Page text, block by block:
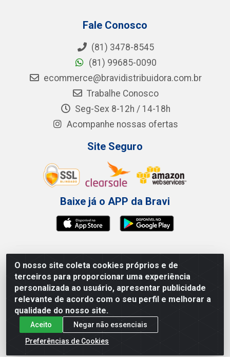
O nosso site coleta cookies próprios e de
terceiros para proporcionar uma experiência
personalizada ao usuário, apresentar publicidade
relevante de acordo com o seu perfil e melhorar a
qualidade do nosso site.
Aceito
Negar não essenciais
Preferências de Cookies
Fale Conosco
(81) 3478-8545
(81) 99685-0090
ecommerce@bravidistribuidora.com.br
Trabalhe Conosco
Seg-Sex 8-12h / 14-18h
Acompanhe nossas ofertas
Site Seguro
Baixe já o APP da Bravi
Bravi Consumíveis de Higiene e Descartáveis EIRELI -
CNPJ 19.457.137/0001-06
Av. Sul Gov. Cid Sampaio, 3125 - Galpão 000A -
Imbiribeira - Recife/PE - CEP 51.150-010